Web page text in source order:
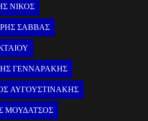
ΝΙΚΟΣ
ΣΑΒΒΑΣ
ΓΕΝΝΑΡΑΚΗΣ
ΑΥΓΟΥΣΤΙΝΑΚΗΣ
ΜΟΥΔΑΤΣΟΣ